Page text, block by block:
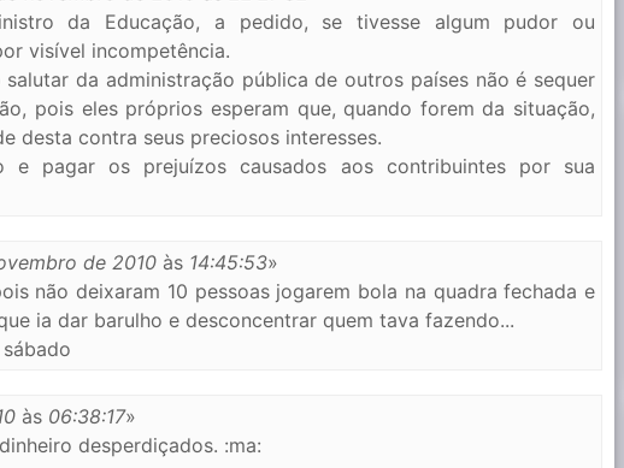
da Educação, a pedido, se tivesse algum pudor ou
visível incompetência.
da administração pública de outros países não é sequer
pois eles próprios esperam que, quando forem da situação,
desta contra seus preciosos interesses.
pagar os prejuízos causados aos contribuintes por sua
de 2010 às 14:45:53»
não deixaram 10 pessoas jogarem bola na quadra fechada e
ia dar barulho e desconcentrar quem tava fazendo...
às 06:38:17»
desperdiçados. :ma: